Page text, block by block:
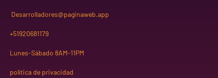
Desarrolladores@paginaweb.app
+51920681179
Lunes-Sábado 8AM-11PM
política de privacidad